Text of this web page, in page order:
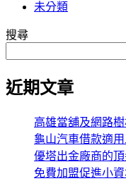
未分類
搜尋
近期文章
高雄當舖及網路
龜山汽車借款適
優塔出金廠商的
免費加盟促進小